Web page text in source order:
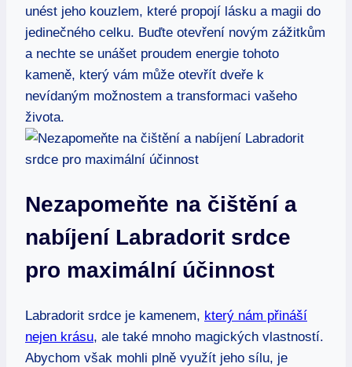
unést jeho kouzlem, které propojí lásku a magii do
jedinečného celku. Buďte otevření novým zážitkům
a nechte se unášet proudem energie tohoto
kameně, který vám může otevřít dveře k
nevídaným možnostem a transformaci vašeho
života.
Nezapomeňte na čištění a
nabíjení Labradorit srdce
pro maximální účinnost
Labradorit srdce je kamenem, který nám přináší
nejen krásu, ale také mnoho magických vlastností.
Abychom však mohli plně využít jeho sílu, je